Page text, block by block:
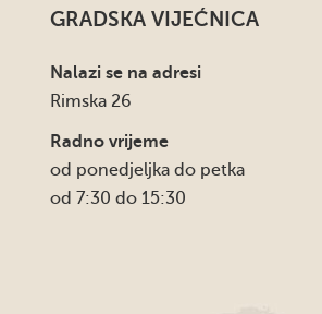
GRADSKA VIJEĆNICA
Nalazi se na adresi
Rimska 26
Radno vrijeme
od ponedjeljka do petka
od 7:30 do 15:30